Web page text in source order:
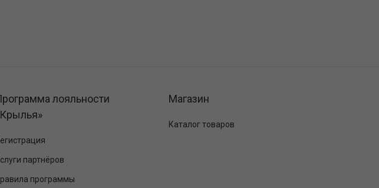
лояльности
партнёров
программы
Магазин
Каталог товаров